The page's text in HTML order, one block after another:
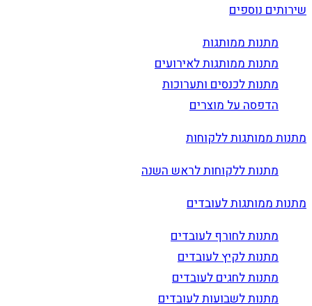
שירותים נוספים
מתנות ממותגות
מתנות ממותגות לאירועים
מתנות לכנסים ותערוכות
הדפסה על מוצרים
מתנות ממותגות ללקוחות
מתנות ללקוחות לראש השנה
מתנות ממותגות לעובדים
מתנות לחורף לעובדים
מתנות לקיץ לעובדים
מתנות לחגים לעובדים
מתנות לשבועות לעובדים